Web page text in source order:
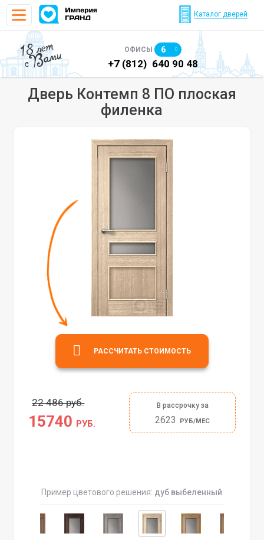
Каталог дверей
18 лет
с Вами ОФИСЫ 6
640 90 48 +7 (812) 640 90 48
Дверь Контемп 8 ПО плоская
филенка
22 486 руб.
15740 РУБ.
В рассрочку за
2623 РУБ/МЕС
РАССЧИТАТЬ СТОИМОСТЬ
Пример цветового решения: дуб выбеленный